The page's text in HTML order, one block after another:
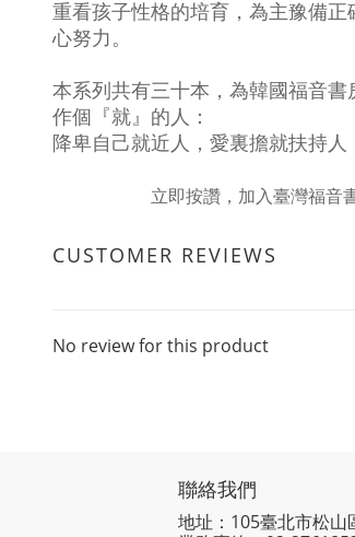
重看孩子性格的培育，為主豫備
心努力。
本系列共有三十本，為韓國福音
作個『就』的人：
降卑自己就近人，愛裏擔就扶持
立即按讚，加入臺灣福音
CUSTOMER REVIEWS
No review for this product
聯絡我們
地址：105臺北市松山